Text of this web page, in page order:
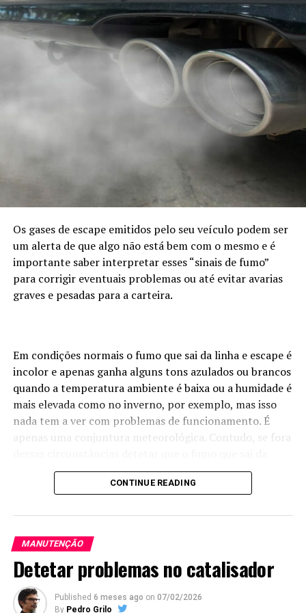
Os gases de escape emitidos pelo seu veículo podem ser
um alerta de que algo não está bem com o mesmo e é
importante saber interpretar esses “sinais de fumo”
para corrigir eventuais problemas ou até evitar avarias
graves e pesadas para a carteira.
Em condições normais o fumo que sai da linha e escape é
incolor e apenas ganha alguns tons azulados ou brancos
quando a temperatura ambiente é baixa ou a humidade é
mais elevada como no inverno, por exemplo, mas isso
nada tem a ver com problemas de funcionamento. É
apenas uma conjuntura meteorológica. Contudo, se fora
ponteira de escape tem constantemente uma cor
distinta, então é altura de ficar alerta e intervir se for
Para o ajudar a perceber o que se pode estar a passar é
importante interpretar a cor dos gases de escape:
Cor negra
O carro
CONTINUE READING
MANUTENÇÃO
Detetar problemas no catalisador
Published 6 meses ago on 07/02/2026
By Pedro Grilo